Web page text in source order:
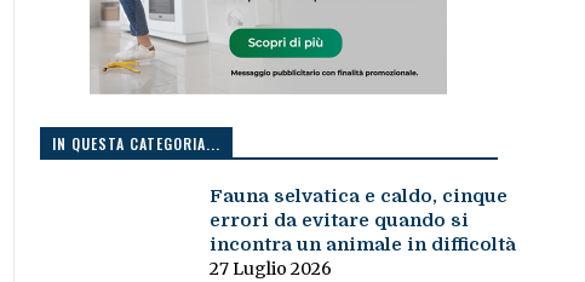
IN QUESTA CATEGORIA...
Fauna selvatica e caldo, cinque
errori da evitare quando si
incontra un animale in difficoltà
27 Luglio 2026